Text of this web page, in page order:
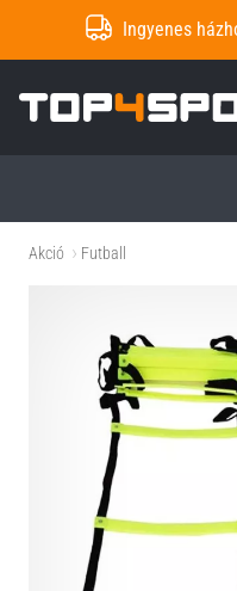
Ingyenes
Akció Futball